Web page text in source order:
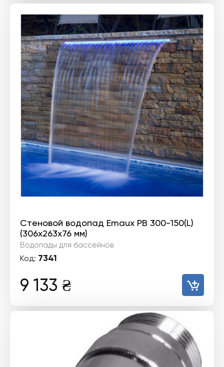
Стеновой водопад Emaux PB 300-150(L)
(306х263х76 мм)
Водопады для бассейнов
Код: 7341
9 133 ₴